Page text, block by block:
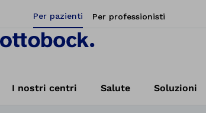
Per pazienti Per professionisti
I nostri centri Salute Soluzioni
per la